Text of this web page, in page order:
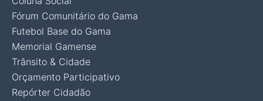
Fórum Comunitário do Gama
Futebol Base do Gama
Memorial Gamense
Trânsito & Cidade
Orçamento Participativo
Repórter Cidadão